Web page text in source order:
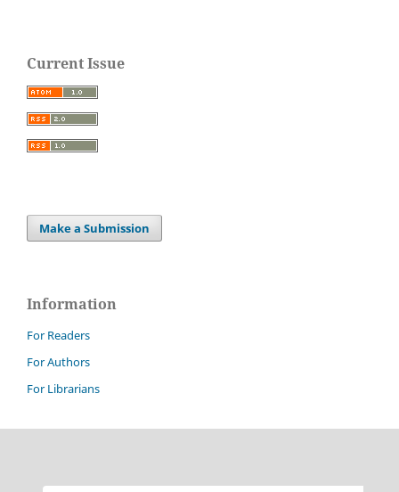
Current Issue
Make a Submission
Information
For Readers
For Authors
For Librarians